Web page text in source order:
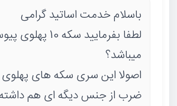
باسلام خدمت اساتید گرامی
لطفا بفرمایید سکه
میباشد؟
اصولا این سری سکه های
ضرب از جنس دیگه ای هم داشته